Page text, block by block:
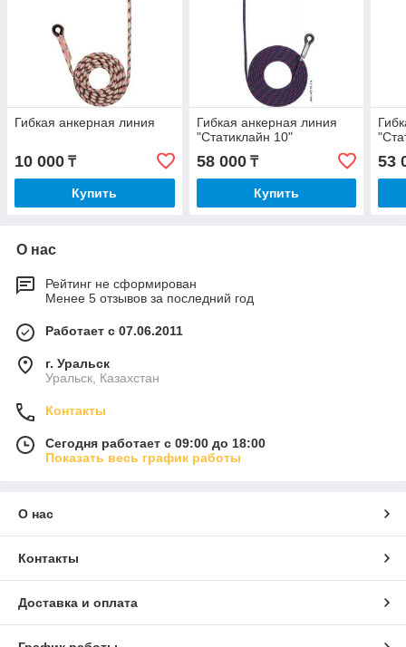
Гибкая анкерная линия
10 000 ₸
Купить
Гибкая анкерная линия
"Статиклайн 10"
58 000₸
Купить
53
О нас
Рейтинг не сформирован
Менее 5 отзывов за последний год
Работает с 07.06.2011
г. Уральск
Уральск, Казахстан
Контакты
Сегодня работает с 09:00 до 18:00
Показать весь график работы
О нас
Контакты
Доставка и оплата